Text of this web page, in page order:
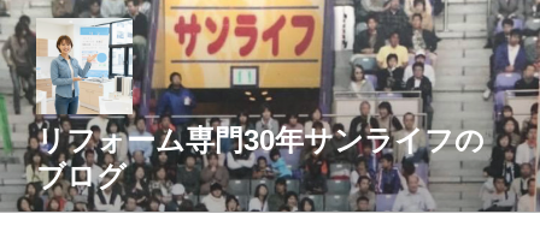
コ
ン
テ
ン
ツ
へ
ス
キ
リフォーム専門30年サンライフの
ブログ